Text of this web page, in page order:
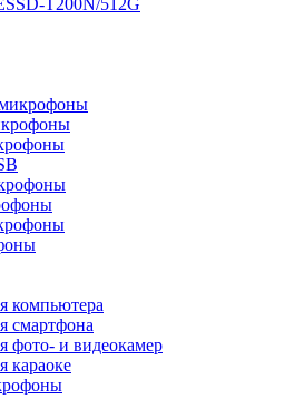
T200N/512G
компьютера
смартфона
фото- и видеокамер
караоке